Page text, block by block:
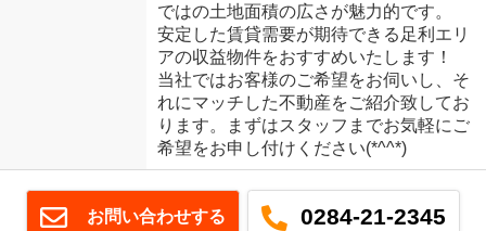
ではの土地面積の広さが魅力的です。
安定した賃貸需要が期待できる足利エリ
アの収益物件をおすすめいたします！
当社ではお客様のご希望をお伺いし、そ
れにマッチした不動産をご紹介致してお
ります。まずはスタッフまでお気軽にご
希望をお申し付けください(*^^*)
お問い合わせする 0284-21-2345